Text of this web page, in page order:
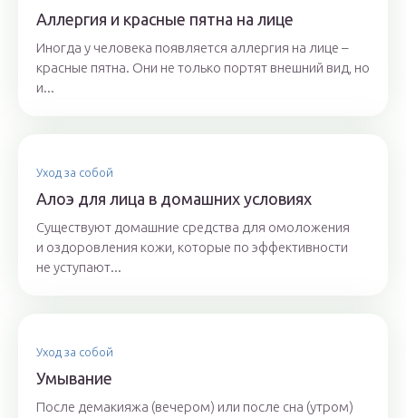
Аллергия и красные пятна на лице
Иногда у человека появляется аллергия на лице –
красные пятна. Они не только портят внешний вид, но
и...
Уход за собой
Алоэ для лица в домашних условиях
Существуют домашние средства для омоложения
и оздоровления кожи, которые по эффективности
не уступают...
Уход за собой
Умывание
После демакияжа (вечером) или после сна (утром)